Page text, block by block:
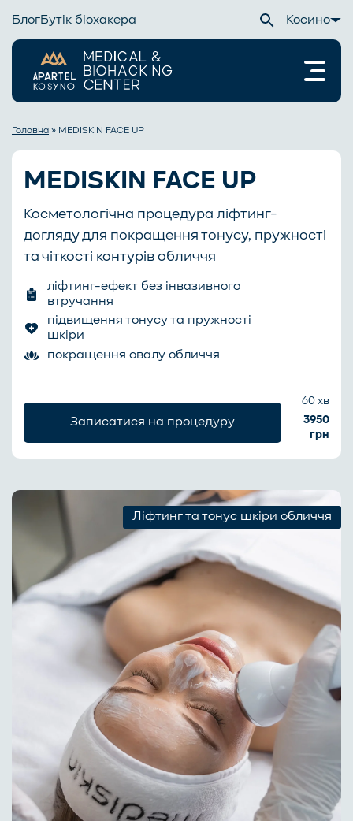
БлогБутік біохакера Косино
Головна » MEDISKIN FACE UP
MEDISKIN FACE UP
Косметологічна процедура ліфтинг-
догляду для покращення тонусу, пружності
та чіткості контурів обличчя
ліфтинг-ефект без інвазивного
втручання
підвищення тонусу та пружності
шкіри
покращення овалу обличчя
Записатися на процедуру
60 хв
3950
грн
Ліфтинг та тонус шкіри обличчя